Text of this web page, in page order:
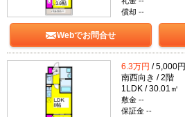
償却 --
Webでお問合せ
6.3万円 / 5,000円
南西向き / 2階
1LDK / 30.01㎡
敷金 --
保証金 --